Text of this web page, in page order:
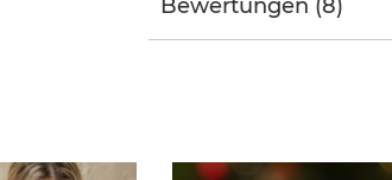
Bewertungen (8)